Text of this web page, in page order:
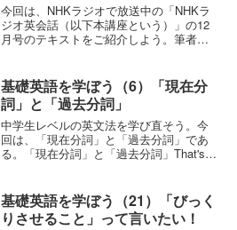
今回は、NHKラジオで放送中の「NHKラ
ジオ英会話（以下本講座という）」の12
月号のテキストをご紹介しよう。筆者も
出版 （以下本誌という）」である。
NHKラ...
基礎英語を学ぼう（6）「現在分
詞」と「過去分詞」
中学生レベルの英文法を学び直そう。今
回は、「現在分詞」と「過去分詞」であ
る。「現在分詞」と「過去分詞」That's
とについての感想を述べるとき、...
基礎英語を学ぼう（21）「びっく
りさせること」って言いたい！